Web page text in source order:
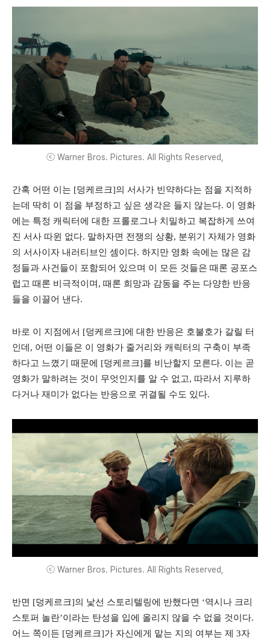
ⓒ Warner Bros. Pictures. All Rights Reserved,
간혹 어떤 이는 [덩케르크]의 서사가 빈약하다는 점을 지적하
는데 딱히 이 점을 부정하고 싶은 생각은 들지 않는다. 이 영화
에는 특정 캐릭터에 대한 프롤로그나 치밀하고 복잡하게 쓰여
진 서사 따윈 없다. 말하자면 전쟁의 상황, 분위기 자체가 영화
의 서사이자 내러티브인 셈이다. 하지만 영화 속에는 많은 감
정들과 사건들이 포함되어 있으며 이 모든 것들은 때론 공포스
럽고 때론 비극적이며, 때론 희망과 감동을 주는 다양한 반응
들을 이끌어 낸다.
바로 이 지점에서 [덩케르크]에 대한 반응은 호불호가 갈릴 터
인데, 어떤 이들은 이 영화가 줄거리와 캐릭터의 구축이 부족
하다고 느꼈기 때문에 [덩케르크]를 비난할지 모른다. 이는 곧
영화가 말하려는 것이 무엇인지를 알 수 없고, 따라서 지루하
다거나 재미가 없다는 반응으로 귀결될 수도 있다.
ⓒ Warner Bros. Pictures. All Rights Reserved,
반면 [덩케르크]의 낯선 스토리텔링에 반했다면 ‘역시나 크리
스토퍼 놀란’이라는 탄성을 입에 올리지 않을 수 없을 것이다.
어느 쪽이든 [덩케르크]가 자신에게 맡는 지의 여부는 제 3자